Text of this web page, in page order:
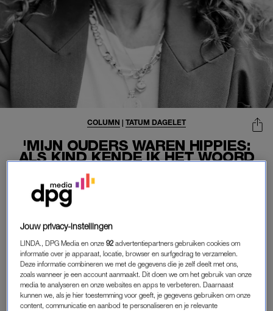
'MIJN OUDERS WAREN HIPPIES:
ALS KIND KENDE IK HET WOORD
'BLOWEN' EERDER DAN 'BIJBEL''
COLUMN | TATUM DAGELET
11-07-2025
tante Ineke, de zus van mijn vader. Een warme vrouw
met een grote lach.
Het was een eucharistieviering. Voor mijn broers, zussen en
mij de eerste keer dat we zo’n katholieke uitvaart
meemaakten. Wij zijn niet gelovig opgevoed. Geen gebeden
Jouw privacy-instellingen
LINDA., DPG Media en onze92 advertentiepartners gebruiken cookies om
informatie over je apparaat, locatie, browser en surfgedrag te verzamelen.
Deze informatie combineren we met de gegevens die je zelf deelt met ons,
zoals wanneer je een account aanmaakt. Dit doen we om het gebruik van onze
media te analyseren en onze websites en apps te verbeteren. Daarnaast
kunnen we, als je hier toestemming voor geeft, je gegevens gebruiken om onze
content, communicatie en aanbod te personaliseren en je relevante